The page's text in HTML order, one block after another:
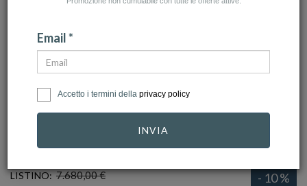
click to zoom
LISTINO: 7.680,00 € - 10 %
Email *
Accetto i termini della privacy policy
INVIA